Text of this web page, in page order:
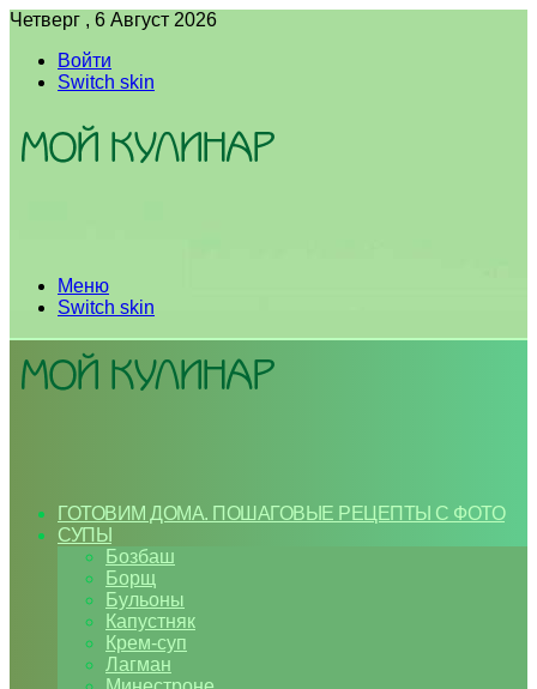
Четверг , 6 Август 2026
Войти
Switch skin
Меню
Switch skin
ГОТОВИМ ДОМА. ПОШАГОВЫЕ РЕЦЕПТЫ С ФОТО
СУПЫ
Бозбаш
Борщ
Бульоны
Капустняк
Крем-суп
Лагман